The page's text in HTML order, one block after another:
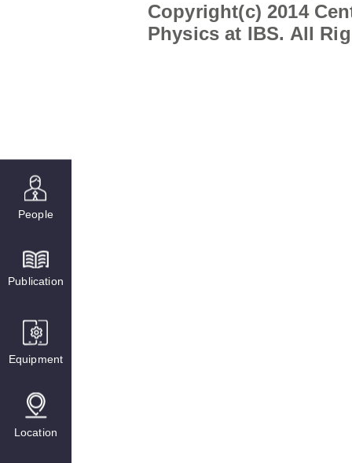
People
Publication
Equipment
Location
Copyright(c) 2014
Physics at IBS. All